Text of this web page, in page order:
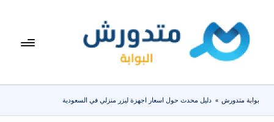
المحتوىبوا
مت
دو
تعرف
المنزلية
بوابة متدورش » دليل محدث حول اسعار اجهزة ليزر منزلي في السعودية